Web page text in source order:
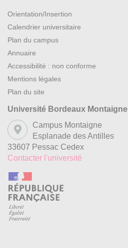
Orientation/Insertion
Calendrier universitaire
Plan du campus
Annuaire
Accessibilité : non conforme
Mentions légales
Plan du site
Université Bordeaux Montaigne
Campus Montaigne
Esplanade des Antilles
33607 Pessac Cedex
Contacter l'université